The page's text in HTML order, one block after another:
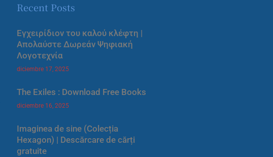
Recent Posts
Εγχειρίδιον του καλού κλέφτη |
Απολαύστε Δωρεάν Ψηφιακή
Λογοτεχνία
diciembre 17, 2025
The Exiles : Download Free Books
diciembre 16, 2025
Imaginea de sine (Colecția
Hexagon) | Descărcare de cărți
gratuite